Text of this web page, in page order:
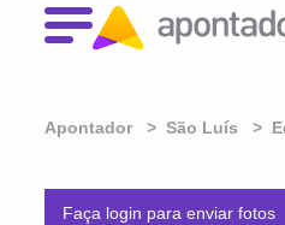
Apontador São Luís
Faça login para enviar fotos